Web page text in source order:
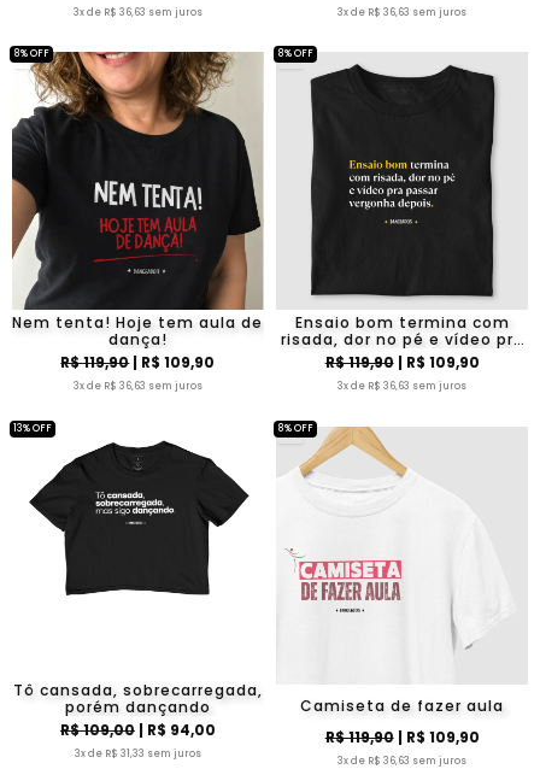
3x de R$ 36,63 sem juros 3x de R$ 36,63 sem juros
Nem tenta! Hoje tem aula de
dança!
R$ 119,90| R$ 109,90
3x de R$ 36,63 sem juros
8% OFF
Ensaio bom termina com
risada, dor no pé e vídeo pra
passar vergonha depois.
R$ 119,90| R$ 109,90
3x de R$ 36,63 sem juros
8% OFF
Tô cansada, sobrecarregada,
porém dançando
R$ 109,00| R$ 94,00
3x de R$ 31,33 sem juros
13% OFF
Camiseta de fazer aula
R$ 119,90| R$ 109,90
3x de R$ 36,63 sem juros
8% OFF